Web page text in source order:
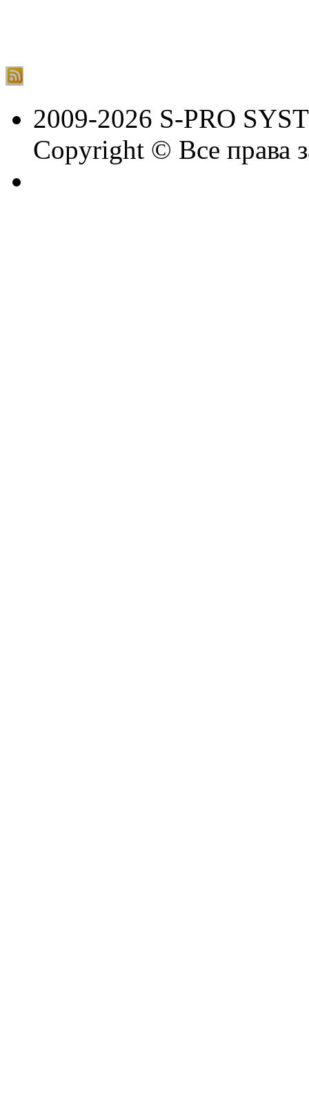
2009-2026 S-PRO
Copyright © Все права